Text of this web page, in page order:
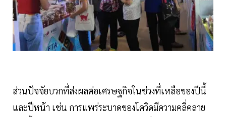
ส่วนปัจจัยบวกที่ส่งผลต่อเศรษฐกิจในช่วงที่เหลือของปีนี้
และปีหน้า เช่น การแพร่ระบาดของโควิดมีความคลี่คลาย